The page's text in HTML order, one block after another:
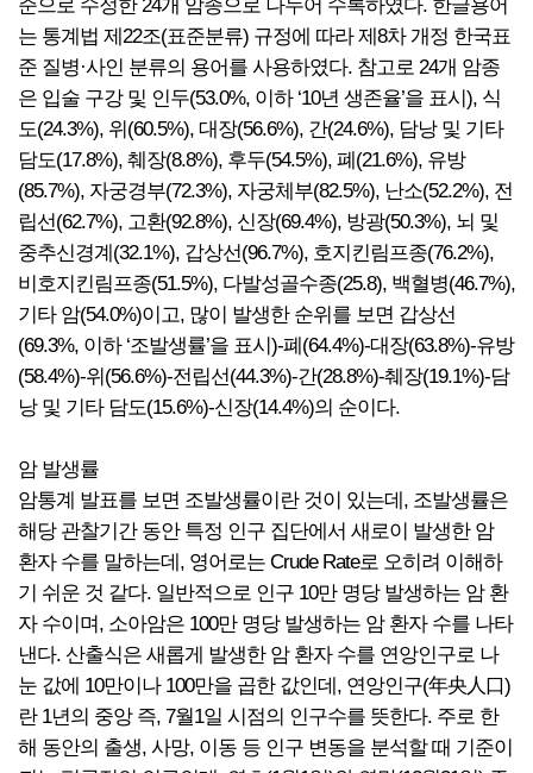
준으로 수정한 24개 암종으로 나누어 수록하였다. 한글용어
는 통계법 제22조(표준분류) 규정에 따라 제8차 개정 한국표
준 질병·사인 분류의 용어를 사용하였다. 참고로 24개 암종
은 입술 구강 및 인두(53.0%, 이하 ‘10년 생존율’을 표시), 식
도(24.3%), 위(60.5%), 대장(56.6%), 간(24.6%), 담낭 및 기타
담도(17.8%), 췌장(8.8%), 후두(54.5%), 폐(21.6%), 유방
(85.7%), 자궁경부(72.3%), 자궁체부(82.5%), 난소(52.2%), 전
립선(62.7%), 고환(92.8%), 신장(69.4%), 방광(50.3%), 뇌 및
중추신경계(32.1%), 갑상선(96.7%), 호지킨림프종(76.2%),
비호지킨림프종(51.5%), 다발성골수종(25.8), 백혈병(46.7%),
기타 암(54.0%)이고, 많이 발생한 순위를 보면 갑상선
(69.3%, 이하 ‘조발생률’을 표시)-폐(64.4%)-대장(63.8%)-유방
(58.4%)-위(56.6%)-전립선(44.3%)-간(28.8%)-췌장(19.1%)-담
낭 및 기타 담도(15.6%)-신장(14.4%)의 순이다.
암 발생률
암통계 발표를 보면 조발생률이란 것이 있는데, 조발생률은
해당 관찰기간 동안 특정 인구 집단에서 새로이 발생한 암
환자 수를 말하는데, 영어로는 Crude Rate로 오히려 이해하
기 쉬운 것 같다. 일반적으로 인구 10만 명당 발생하는 암 환
자 수이며, 소아암은 100만 명당 발생하는 암 환자 수를 나타
낸다. 산출식은 새롭게 발생한 암 환자 수를 연앙인구로 나
눈 값에 10만이나 100만을 곱한 값인데, 연앙인구(年央人口)
란 1년의 중앙 즉, 7월1일 시점의 인구수를 뜻한다. 주로 한
해 동안의 출생, 사망, 이동 등 인구 변동을 분석할 때 기준이